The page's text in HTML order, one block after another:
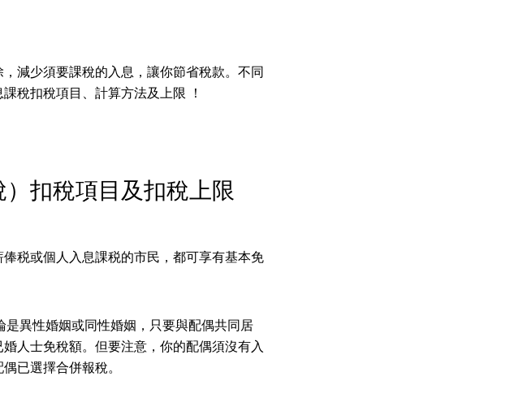
減少須要課稅的入息，讓你節省稅款。不同
稅扣稅項目、計算方法及上限 ！
扣稅項目及扣稅上限
税或個人入息課税的市民，都可享有基本免
異性婚姻或同性婚姻，只要與配偶共同居
人士免稅額。但要注意，你的配偶須沒有入
已選擇合併報稅。